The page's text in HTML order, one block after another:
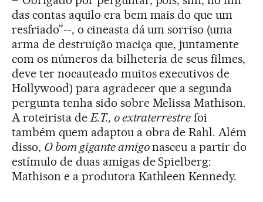
das contas aquilo era bem mais do que um
resfriado”--, o cineasta dá um sorriso (uma
arma de destruição maciça que, juntamente
com os números da bilheteria de seus filmes,
deve ter nocauteado muitos executivos de
Hollywood) para agradecer que a segunda
pergunta tenha sido sobre Melissa Mathison.
A roteirista deE.T., o extraterrestre foi
também quem adaptou a obra de Rahl. Além
disso, O bom gigante amigonasceu a partir do
estímulo de duas amigas de Spielberg:
Mathison e a produtora Kathleen Kennedy.